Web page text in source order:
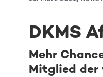
DKMS
Mehr
Mitglied der